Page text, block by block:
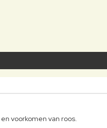
voorkomen van roos.